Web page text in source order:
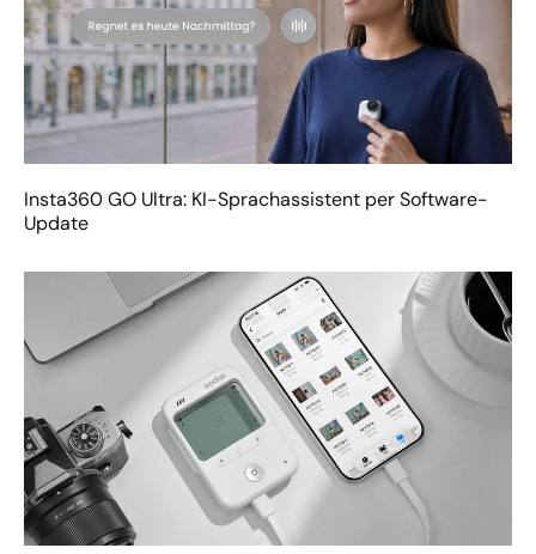
Insta360 GO Ultra: KI-Sprachassistent per Software-
Update